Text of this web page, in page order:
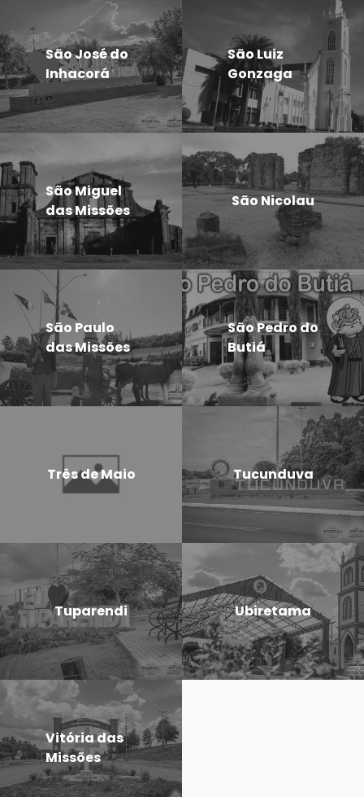
São José do
Inhacorá
São Luiz
Gonzaga
São Miguel
das Missões
São Nicolau
São Paulo
das Missões
São Pedro do
Butiá
Três de Maio Tucunduva
Tuparendi Ubiretama
Vitória das
Missões